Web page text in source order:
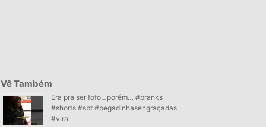
Vê Também
Era pra ser fofo…porém… #pranks
#shorts #sbt #pegadinhasengraçadas
#viral